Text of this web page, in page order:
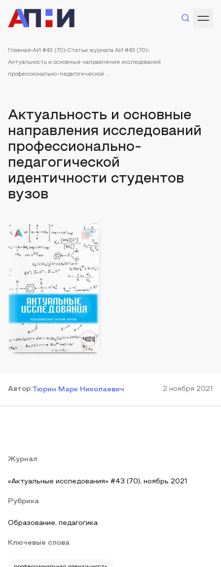
Главная АИ #43 (70) Статьи журнала АИ #43 (70)
Актуальность и основные направления исследований
профессионально-педагогической ...
Актуальность и основные
направления исследований
профессионально-
педагогической
идентичности студентов
вузов
Автор:Тюрин Марк Николаевич 2 ноября 2021
Журнал
«Актуальные исследования» #43 (70), ноябрь 2021
Рубрика
Образование, педагогика
Ключевые слова